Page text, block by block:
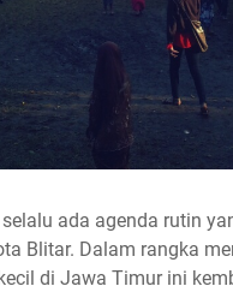
ada agenda rutin
Blitar. Dalam rangka
di Jawa Timur ini